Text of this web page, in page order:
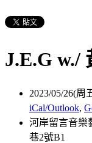
J.E.G w./
2023/05/26(周
iCal/Outlook,
河岸留言音樂
巷2號B1